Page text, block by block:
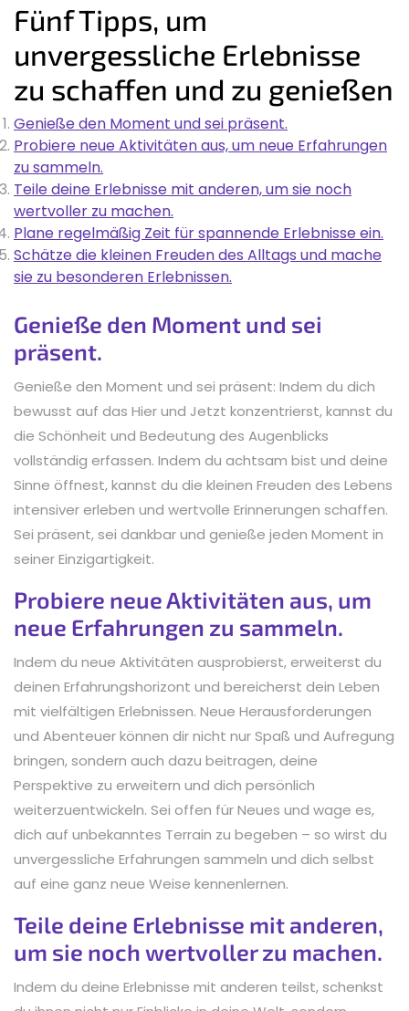
Fünf Tipps, um
unvergessliche Erlebnisse
zu schaffen und zu genießen
Genieße den Moment und sei präsent.
Probiere neue Aktivitäten aus, um neue Erfahrungen
zu sammeln.
Teile deine Erlebnisse mit anderen, um sie noch
wertvoller zu machen.
Plane regelmäßig Zeit für spannende Erlebnisse ein.
Schätze die kleinen Freuden des Alltags und mache
sie zu besonderen Erlebnissen.
Genieße den Moment und sei
präsent.
Genieße den Moment und sei präsent: Indem du dich
bewusst auf das Hier und Jetzt konzentrierst, kannst du
die Schönheit und Bedeutung des Augenblicks
vollständig erfassen. Indem du achtsam bist und deine
Sinne öffnest, kannst du die kleinen Freuden des Lebens
intensiver erleben und wertvolle Erinnerungen schaffen.
Sei präsent, sei dankbar und genieße jeden Moment in
seiner Einzigartigkeit.
Probiere neue Aktivitäten aus, um
neue Erfahrungen zu sammeln.
Indem du neue Aktivitäten ausprobierst, erweiterst du
deinen Erfahrungshorizont und bereicherst dein Leben
mit vielfältigen Erlebnissen. Neue Herausforderungen
und Abenteuer können dir nicht nur Spaß und Aufregung
bringen, sondern auch dazu beitragen, deine
Perspektive zu erweitern und dich persönlich
weiterzuentwickeln. Sei offen für Neues und wage es,
dich auf unbekanntes Terrain zu begeben – so wirst du
unvergessliche Erfahrungen sammeln und dich selbst
auf eine ganz neue Weise kennenlernen.
Teile deine Erlebnisse mit anderen,
um sie noch wertvoller zu machen.
Indem du deine Erlebnisse mit anderen teilst, schenkst